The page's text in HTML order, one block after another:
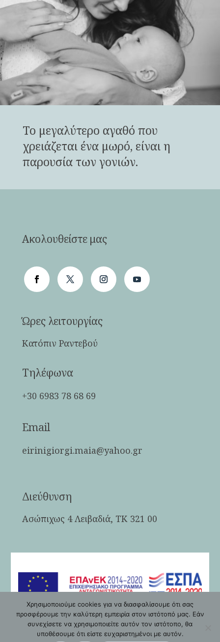
Το μεγαλύτερο αγαθό που
χρειάζεται ένα μωρό, είναι η
παρουσία των γονιών.
Ακολουθείστε μας
Ώρες λειτουργίας
Κατόπιν Ραντεβού
Τηλέφωνα
+30 6983 78 68 69
Email
eirinigiorgi.maia@yahoo.gr
Διεύθυνση
Ασώπιχως 4 Λειβαδιά, ΤΚ 321 00
Χρησιμοποιούμε cookies για να διασφαλίσουμε ότι σας
προσφέρουμε την καλύτερη εμπειρία στον ιστότοπό μας. Εάν
συνεχίσετε να χρησιμοποιείτε αυτόν τον ιστότοπο, θα
υποθέσουμε ότι είστε ευχαριστημένοι με αυτόν.